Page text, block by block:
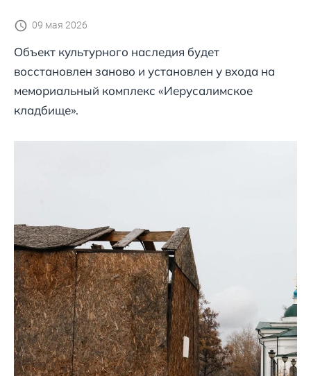
09 мая 2026
Объект культурного наследия будет
восстановлен заново и установлен у входа на
мемориальный комплекс «Иерусалимское
кладбище».